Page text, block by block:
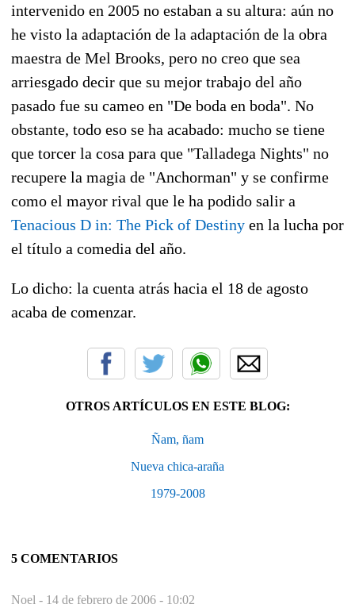
intervenido en 2005 no estaban a su altura: aún no
he visto la adaptación de la adaptación de la obra
maestra de Mel Brooks, pero no creo que sea
arriesgado decir que su mejor trabajo del año
pasado fue su cameo en "De boda en boda". No
obstante, todo eso se ha acabado: mucho se tiene
que torcer la cosa para que "Talladega Nights" no
recupere la magia de "Anchorman" y se confirme
como el mayor rival que le ha podido salir a
Tenacious D in: The Pick of Destiny en la lucha por
el título a comedia del año.
Lo dicho: la cuenta atrás hacia el 18 de agosto
acaba de comenzar.
OTROS ARTÍCULOS EN ESTE BLOG:
Ñam, ñam
Nueva chica-araña
1979-2008
5 COMENTARIOS
Noel - 14 de febrero de 2006 - 10:02